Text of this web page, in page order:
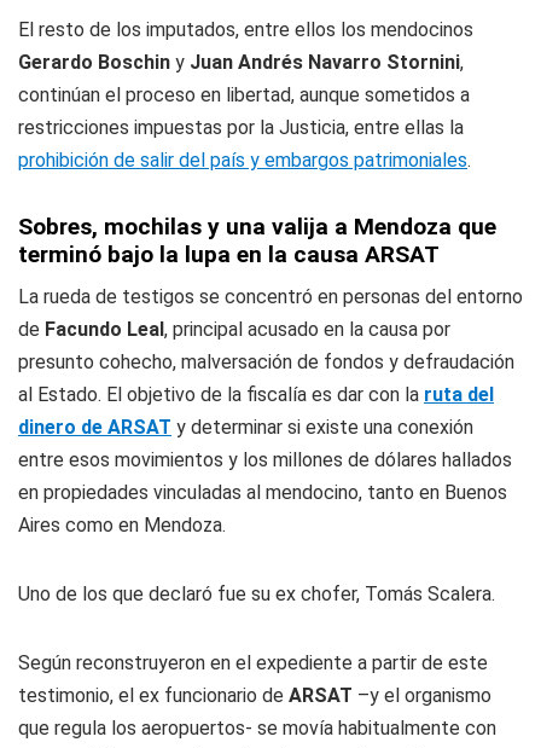
El resto de los imputados, entre ellos los mendocinos
Gerardo Boschin y Juan Andrés Navarro Stornini,
continúan el proceso en libertad, aunque sometidos a
restricciones impuestas por la Justicia, entre ellas la
prohibición de salir del país y embargos patrimoniales.
Sobres, mochilas y una valija a Mendoza que
terminó bajo la lupa en la causa ARSAT
La rueda de testigos se concentró en personas del entorno
de Facundo Leal, principal acusado en la causa por
presunto cohecho, malversación de fondos y defraudación
al Estado. El objetivo de la fiscalía es dar con la ruta del
dinero de ARSAT y determinar si existe una conexión
entre esos movimientos y los millones de dólares hallados
en propiedades vinculadas al mendocino, tanto en Buenos
Aires como en Mendoza.
Uno de los que declaró fue su ex chofer, Tomás Scalera.
Según reconstruyeron en el expediente a partir de este
testimonio, el ex funcionario de ARSAT –y el organismo
que regula los aeropuertos- se movía habitualmente con